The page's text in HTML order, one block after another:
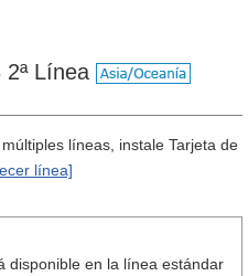
Línea
líneas, instale Tarjeta de
línea]
disponible en la línea estándar